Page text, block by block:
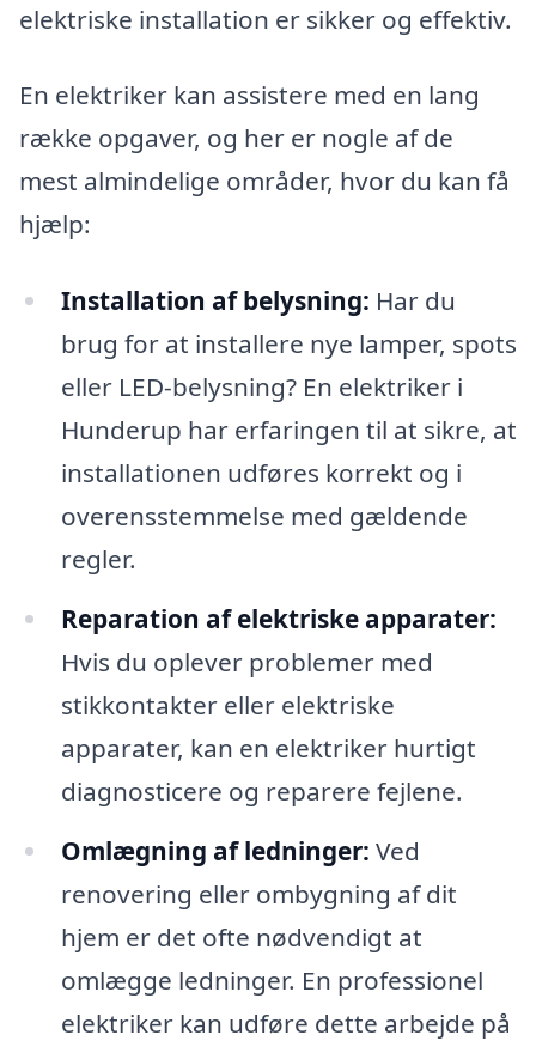
elektriske installation er sikker og effektiv.
En elektriker kan assistere med en lang
række opgaver, og her er nogle af de
mest almindelige områder, hvor du kan få
hjælp:
Installation af belysning: Har du
brug for at installere nye lamper, spots
eller LED-belysning? En elektriker i
Hunderup har erfaringen til at sikre, at
installationen udføres korrekt og i
overensstemmelse med gældende
regler.
Reparation af elektriske apparater:
Hvis du oplever problemer med
stikkontakter eller elektriske
apparater, kan en elektriker hurtigt
diagnosticere og reparere fejlene.
Omlægning af ledninger: Ved
renovering eller ombygning af dit
hjem er det ofte nødvendigt at
omlægge ledninger. En professionel
elektriker kan udføre dette arbejde på